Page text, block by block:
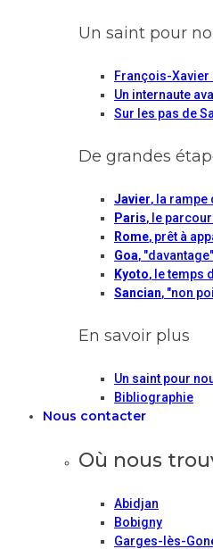
Un saint pour
François-Xavier
Un internaute
Sur les pas de
De grandes
Javier, la rampe
Paris, le
Rome, prêt à
Goa, "davantage"
Kyoto, le temps
Sancian, "non
En savoir plus
Un saint pour
Bibliographie
Nous contacter
Où nous
Abidjan
Bobigny
Garges-lès-